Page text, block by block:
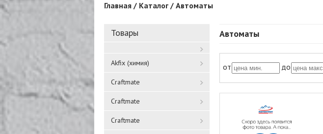
Вы здесь
Главная / Каталог / Автоматы
Товары
Akfix (химия)
Craftmate
Craftmate
Craftmate
Автоматы
от до